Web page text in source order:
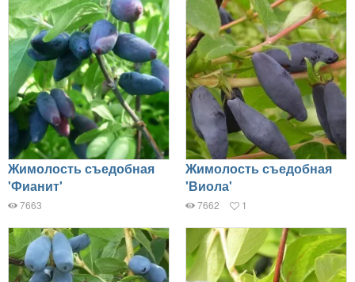
Жимолость съедобная
'Фианит'
7663
Жимолость съедобная
'Виола'
7662 1